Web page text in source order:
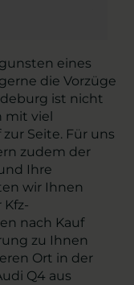
eines
die Vorzüge
ist nicht
mit viel
Seite. Für uns
zudem der
Ihre
wir Ihnen
nach Kauf
zu Ihnen
Ort in der
Q4 aus